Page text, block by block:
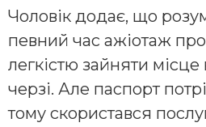
Чоловік додає, що
певний час ажіотаж
легкістю зайняти місце
черзі. Але паспорт
тому скористався